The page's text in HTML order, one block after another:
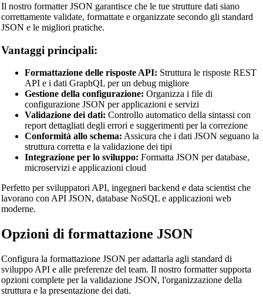
Il nostro formatter JSON garantisce che le tue strutture dati siano
correttamente validate, formattate e organizzate secondo gli standard
JSON e le migliori pratiche.
Vantaggi principali:
Formattazione delle risposte API: Struttura le risposte REST
API e i dati GraphQL per un debug migliore
Gestione della configurazione: Organizza i file di
configurazione JSON per applicazioni e servizi
Validazione dei dati: Controllo automatico della sintassi con
report dettagliati degli errori e suggerimenti per la correzione
Conformità allo schema: Assicura che i dati JSON seguano la
struttura corretta e la validazione dei tipi
Integrazione per lo sviluppo: Formatta JSON per database,
microservizi e applicazioni cloud
Perfetto per sviluppatori API, ingegneri backend e data scientist che
lavorano con API JSON, database NoSQL e applicazioni web
moderne.
Opzioni di formattazione JSON
Configura la formattazione JSON per adattarla agli standard di
sviluppo API e alle preferenze del team. Il nostro formatter supporta
opzioni complete per la validazione JSON, l'organizzazione della
struttura e la presentazione dei dati.